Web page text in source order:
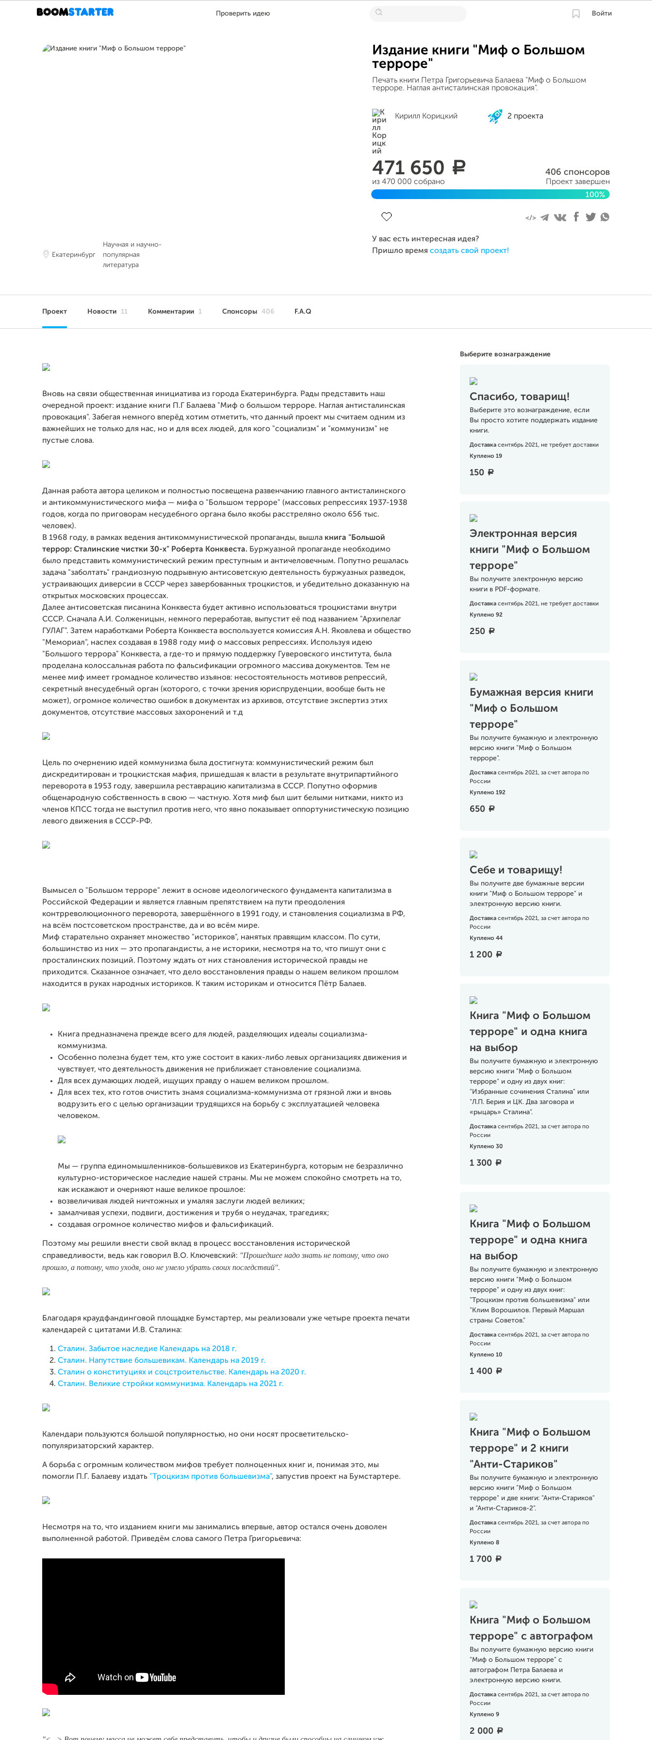
Проверить идею Войти
Екатеринбург
Научная и научно-
популярная
литература
Издание книги "Миф о Большом
терроре"
Печать книги Петра Григорьевича Балаева "Миф о Большом
терроре. Наглая антисталинская провокация".
Кирилл Корицкий 2 проекта
471 650 a
из 470 000 собрано
406 спонсоров
Проект завершен
100%
У вас есть интересная идея?
Пришло время создать свой проект!
Проект Новости 11 Комментарии 1 Спонсоры 406 F.A.Q
Выберите вознаграждение
Спасибо, товарищ!
Выберите это вознаграждение, если
Вы просто хотите поддержать издание
книги.
Доставка сентябрь 2021, не требует доставки
Куплено 19
150 a
Электронная версия
книги "Миф о Большом
терроре"
Вы получите электронную версию
книги в PDF-формате.
Доставка сентябрь 2021, не требует доставки
Куплено 92
250 a
Бумажная версия книги
"Миф о Большом
терроре"
Вы получите бумажную и электронную
версию книги "Миф о Большом
терроре".
Доставка сентябрь 2021, за счет автора по
России
Куплено 192
650 a
Себе и товарищу!
Вы получите две бумажные версии
книги "Миф о Большом терроре" и
электронную версию книги.
Доставка сентябрь 2021, за счет автора по
России
Куплено 44
1 200 a
Книга "Миф о Большом
терроре" и одна книга
на выбор
Вы получите бумажную и электронную
версию книги "Миф о Большом
терроре" и одну из двух книг:
"Избранные сочинения Сталина" или
"Л.П. Берия и ЦК. Два заговора и
«рыцарь» Сталина".
Доставка сентябрь 2021, за счет автора по
России
Куплено 30
1 300 a
Книга "Миф о Большом
терроре" и одна книга
на выбор
Вы получите бумажную и электронную
версию книги "Миф о Большом
терроре" и одну из двух книг:
"Троцкизм против большевизма" или
"Клим Ворошилов. Первый Маршал
страны Советов."
Доставка сентябрь 2021, за счет автора по
России
Куплено 10
1 400 a
Книга "Миф о Большом
терроре" и 2 книги
"Анти-Стариков"
Вы получите бумажную и электронную
версию книги "Миф о Большом
терроре" и две книги: "Анти-Стариков"
и "Анти-Стариков-2".
Доставка сентябрь 2021, за счет автора по
России
Куплено 8
1 700 a
Книга "Миф о Большом
терроре" с автографом
Вы получите бумажную версию книги
"Миф о Большом терроре" с
автографом Петра Балаева и
электронную версию книги.
Доставка сентябрь 2021, за счет автора по
России
Куплено 9
2 000 a
Вновь на связи общественная инициатива из города Екатеринбурга. Рады представить наш
очередной проект: издание книги П.Г Балаева "Миф о большом терроре. Наглая антисталинская
провокация". Забегая немного вперёд хотим отметить, что данный проект мы считаем одним из
важнейших не только для нас, но и для всех людей, для кого "социализм" и "коммунизм" не
пустые слова.
Данная работа автора целиком и полностью посвещена развенчанию главного антисталинского
и антикоммунистического мифа — мифа о "Большом терроре" (массовых репрессиях 1937-1938
годов, когда по приговорам несудебного органа было якобы расстреляно около 656 тыс.
человек).
В 1968 году, в рамках ведения антикоммунистической пропаганды, вышла книга "Большой
террор: Сталинские чистки 30-х" Роберта Конквеста. Буржуазной пропаганде необходимо
было представить коммунистический режим преступным и античеловечным. Попутно решалась
задача "заболтать" грандиозную подрывную антисоветскую деятельность буржуазных разведок,
устраивающих диверсии в СССР через завербованных троцкистов, и убедительно доказанную на
открытых московских процессах.
Далее антисоветская писанина Конквеста будет активно использоваться троцкистами внутри
СССР. Сначала А.И. Солженицын, немного переработав, выпустит её под названием "Архипелаг
ГУЛАГ". Затем наработками Роберта Конквеста воспользуется комиссия А.Н. Яковлева и общество
"Мемориал", наспех создавая в 1988 году миф о массовых репрессиях. Используя идею
"Большого террора" Конквеста, а где-то и прямую поддержку Гуверовского института, была
проделана колоссальная работа по фальсификации огромного массива документов. Тем не
менее миф имеет громадное количество изъянов: несостоятельность мотивов репрессий,
секретный внесудебный орган (которого, с точки зрения юриспруденции, вообще быть не
может), огромное количество ошибок в документах из архивов, отсутствие экспертиз этих
документов, отсутствие массовых захоронений и т.д
Цель по очернению идей коммунизма была достигнута: коммунистический режим был
дискредитирован и троцкистская мафия, пришедшая к власти в результате внутрипартийного
переворота в 1953 году, завершила реставрацию капитализма в СССР. Попутно оформив
общенародную собственность в свою — частную. Хотя миф был шит белыми нитками, никто из
членов КПСС тогда не выступил против него, что явно показывает оппортунистическую позицию
левого движения в СССР-РФ.
Вымысел о "Большом терроре" лежит в основе идеологического фундамента капитализма в
Российской Федерации и является главным препятствием на пути преодоления
контрреволюционного переворота, завершённого в 1991 году, и становления социализма в РФ,
на всём постсоветском пространстве, да и во всём мире.
Миф старательно охраняет множество "историков", нанятых правящим классом. По сути,
большинство из них — это пропагандисты, а не историки, несмотря на то, что пишут они с
просталинских позиций. Поэтому ждать от них становления исторической правды не
приходится. Сказанное означает, что дело восстановления правды о нашем великом прошлом
находится в руках народных историков. К таким историкам и относится Пётр Балаев.
Книга предназначена прежде всего для людей, разделяющих идеалы социализма-
коммунизма.
Особенно полезна будет тем, кто уже состоит в каких-либо левых организациях движения и
чувствует, что деятельность движения не приближает становление социализма.
Для всех думающих людей, ищущих правду о нашем великом прошлом.
Для всех тех, кто готов очистить знамя социализма-коммунизма от грязной лжи и вновь
водрузить его с целью организации трудящихся на борьбу с эксплуатацией человека
человеком.
Мы — группа единомышленников-большевиков из Екатеринбурга, которым не безразлично
культурно-историческое наследие нашей страны. Мы не можем спокойно смотреть на то,
как искажают и очерняют наше великое прошлое:
возвеличивая людей ничтожных и умаляя заслуги людей великих;
замалчивая успехи, подвиги, достижения и трубя о неудачах, трагедиях;
создавая огромное количество мифов и фальсификаций.
Поэтому мы решили внести свой вклад в процесс восстановления исторической
справедливости, ведь как говорил В.О. Ключевский: "Прошедшее надо знать не потому, что оно
прошло, а потому, что уходя, оно не умело убрать своих последствий".
Благодаря краудфандинговой площадке Бумстартер, мы реализовали уже четыре проекта печати
календарей с цитатами И.В. Сталина:
Сталин. Забытое наследие Календарь на 2018 г.
Сталин. Напутствие большевикам. Календарь на 2019 г.
Сталин о конституциях и соцстроительстве. Календарь на 2020 г.
Сталин. Великие стройки коммунизма. Календарь на 2021 г.
Календари пользуются большой популярностью, но они носят просветительско-
популяризаторский характер.
А борьба с огромным количеством мифов требует полноценных книг и, понимая это, мы
помогли П.Г. Балаеву издать "Троцкизм против большевизма", запустив проект на Бумстартере.
Несмотря на то, что изданием книги мы занимались впервые, автор остался очень доволен
выполненной работой. Приведём слова самого Петра Григорьевича: